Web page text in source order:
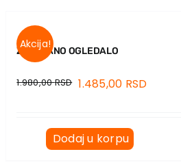
Akcija!
ZAKOPANO OGLEDALO
1.980,00RSD 1.485,00 RSD
Dodaj u korpu